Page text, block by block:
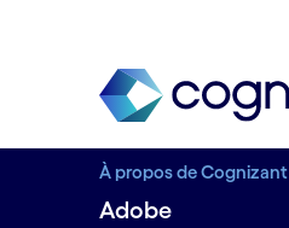
À propos de Cognizant
Adobe